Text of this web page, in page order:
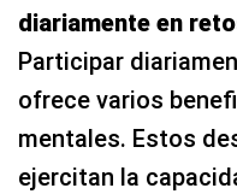
diariamente en
Participar
ofrece varios
mentales. Estos
ejercitan la